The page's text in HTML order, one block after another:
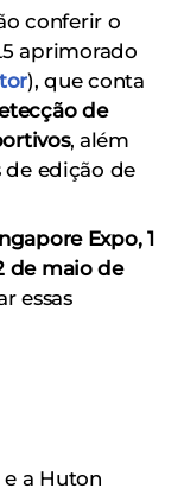
conferir o
aprimorado
), que conta
de
, além
de edição de
Expo, 1
de maio de
essas
a Huton